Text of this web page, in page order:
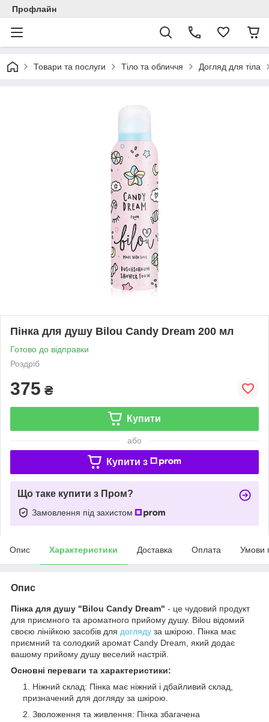
Профлайн
Товари та послуги Тіло та обличчя Догляд для тіла
Пінка для душу Bilou Candy Dream 200 мл
Готово до відправки
Роздріб
375 ₴
Купити
або
Купити з
Що таке купити з Пром?
Замовлення під захистом
Опис Характеристики Доставка Оплата Умови
Опис
Пінка для душу "Bilou Candy Dream" - це чудовий продукт
для приємного та ароматного прийому душу. Bilou відомий
своєю лінійкою засобів для догляду за шкірою. Пінка має
приємний та солодкий аромат Candy Dream, який додає
вашому прийому душу веселий настрій.
Основні переваги та характеристики:
Ніжний склад: Пінка має ніжний і дбайливий склад,
призначений для догляду за шкірою.
Зволоження та живлення: Пінка збагачена